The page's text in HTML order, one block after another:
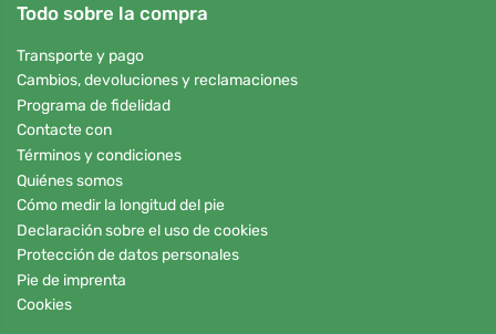
Todo sobre la compra
Transporte y pago
Cambios, devoluciones y reclamaciones
Programa de fidelidad
Contacte con
Términos y condiciones
Quiénes somos
Cómo medir la longitud del pie
Declaración sobre el uso de cookies
Protección de datos personales
Pie de imprenta
Cookies